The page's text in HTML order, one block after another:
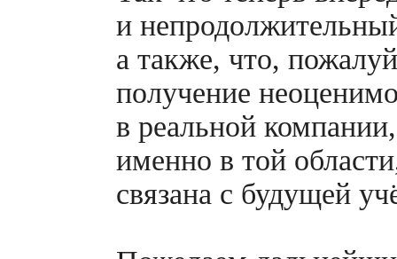
и
а также, что,
получение
в реальной
именно в той
связана с будущей